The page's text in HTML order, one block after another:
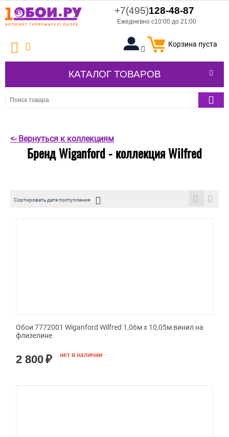
+7(495)128-48-87
Ежедневно с10:00 до 21:00
Корзина пуста
КАТАЛОГ ТОВАРОВ
<- Вернуться к коллекциям
Бренд Wiganford - коллекция Wilfred
Сортировать дате поступления
Обои 7772001 Wiganford Wilfred 1,06м х 10,05м винил на
флизелине
2 800₽ нет в наличии